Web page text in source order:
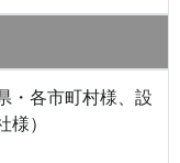
・各市町村様、設
）